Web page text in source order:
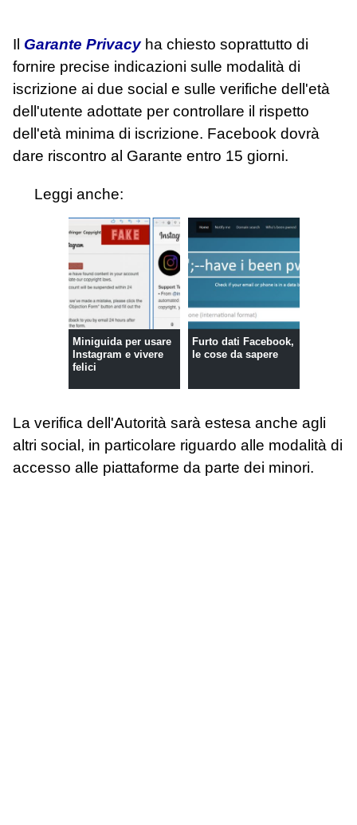
Il Garante Privacyha chiesto soprattutto di
fornire precise indicazioni sulle modalità di
iscrizione ai due social e sulle verifiche dell'età
dell'utente adottate per controllare il rispetto
dell'età minima di iscrizione. Facebook dovrà
dare riscontro al Garante entro 15 giorni.
Leggi anche:
Miniguida per usare
Instagram e vivere
felici
Furto dati Facebook,
le cose da sapere
La verifica dell'Autorità sarà estesa anche agli
altri social, in particolare riguardo alle modalità di
accesso alle piattaforme da parte dei minori.